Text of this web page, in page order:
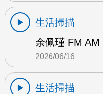
生活掃描
余佩瑾 FM AM
2026/06/16
生活掃描